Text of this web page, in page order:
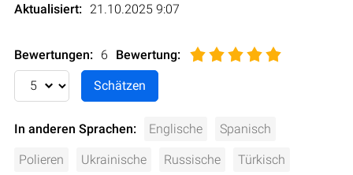
Aktualisiert: 21.10.2025 9:07
Bewertungen: 6 Bewertung:
In anderen Sprachen: Englische Spanisch
Polieren Ukrainische Russische Türkisch